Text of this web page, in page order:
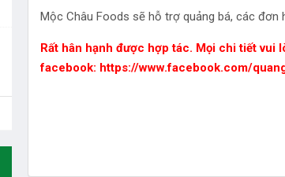
Mộc Châu Foods sẽ hỗ trợ quảng bá, các đơn
Rất hân hạnh được hợp tác. Mọi chi tiết vui
facebook: https://www.facebook.com/